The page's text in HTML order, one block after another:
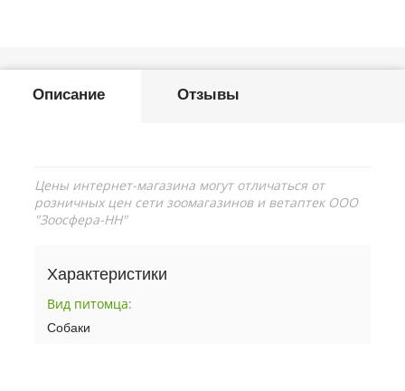
Описание Отзывы
Цены интернет-магазина могут отличаться от
розничных цен сети зоомагазинов и ветаптек ООО
"Зоосфера-НН"
Характеристики
Вид питомца:
Собаки